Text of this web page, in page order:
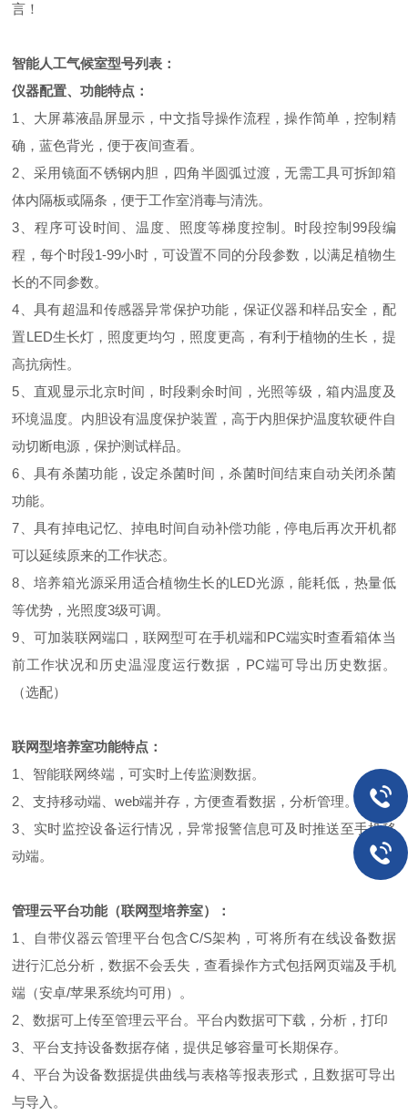
言！
智能人工气候室型号列表：
仪器配置、功能特点：
1、大屏幕液晶屏显示，中文指导操作流程，操作简单，控制精
确，蓝色背光，便于夜间查看。
2、采用镜面不锈钢内胆，四角半圆弧过渡，无需工具可拆卸箱
体内隔板或隔条，便于工作室消毒与清洗。
3、程序可设时间、温度、照度等梯度控制。时段控制99段编
程，每个时段1-99小时，可设置不同的分段参数，以满足植物生
长的不同参数。
4、具有超温和传感器异常保护功能，保证仪器和样品安全，配
置LED生长灯，照度更均匀，照度更高，有利于植物的生长，提
高抗病性。
5、直观显示北京时间，时段剩余时间，光照等级，箱内温度及
环境温度。内胆设有温度保护装置，高于内胆保护温度软硬件自
动切断电源，保护测试样品。
6、具有杀菌功能，设定杀菌时间，杀菌时间结束自动关闭杀菌
功能。
7、具有掉电记忆、掉电时间自动补偿功能，停电后再次开机都
可以延续原来的工作状态。
8、培养箱光源采用适合植物生长的LED光源，能耗低，热量低
等优势，光照度3级可调。
9、可加装联网端口，联网型可在手机端和PC端实时查看箱体当
前工作状况和历史温湿度运行数据，PC端可导出历史数据。
（选配）
联网型培养室功能特点：
1、智能联网终端，可实时上传监测数据。
2、支持移动端、web端并存，方便查看数据，分析管理。
3、实时监控设备运行情况，异常报警信息可及时推送至手机移
动端。
管理云平台功能（联网型培养室）：
1、自带仪器云管理平台包含C/S架构，可将所有在线设备数据
进行汇总分析，数据不会丢失，查看操作方式包括网页端及手机
端（安卓/苹果系统均可用）。
2、数据可上传至管理云平台。平台内数据可下载，分析，打印
3、平台支持设备数据存储，提供足够容量可长期保存。
4、平台为设备数据提供曲线与表格等报表形式，且数据可导出
与导入。